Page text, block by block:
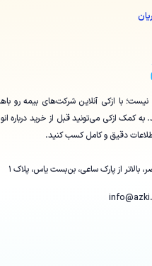
با ازکی آنلاین شرکت‌های بیمه رو
به کمک ازکی می‌تونید قبل از خرید درباره
دقیق و کامل کسب کنید.
بالاتر از پارک ساعی، بن‌بست یاس، پلاک ۱